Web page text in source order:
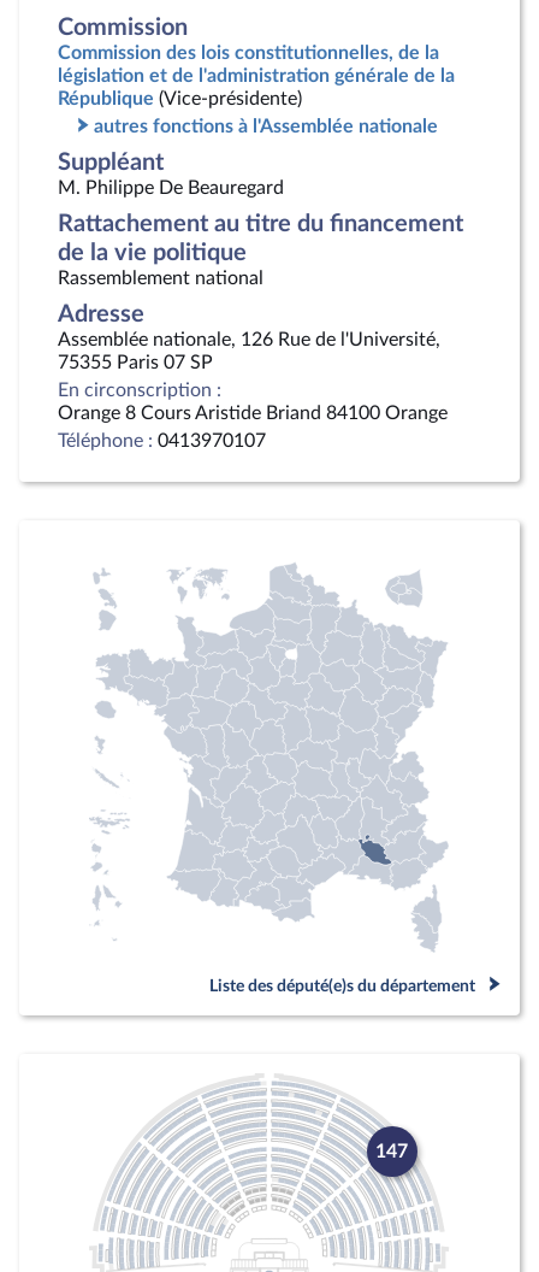
Commission
Commission des lois constitutionnelles, de la
législation et de l'administration générale de la
République (Vice-présidente)
autres fonctions à l'Assemblée nationale
Suppléant
M. Philippe De Beauregard
Rattachement au titre du financement
de la vie politique
Rassemblement national
Adresse
Assemblée nationale, 126 Rue de l'Université,
75355 Paris 07 SP
En circonscription :
Orange 8 Cours Aristide Briand 84100 Orange
Téléphone : 0413970107
Liste des député(e)s du département
147